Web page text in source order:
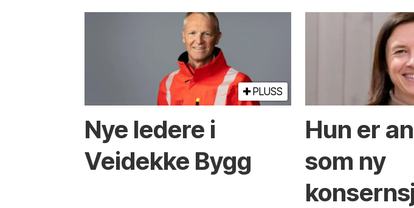
PLUSS
Nye ledere i
Veidekke Bygg
Hun er
som ny